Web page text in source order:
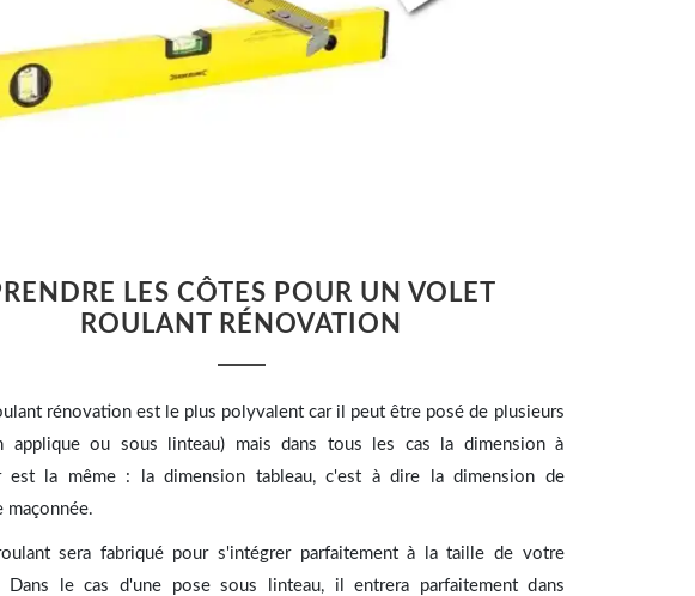
LES CÔTES POUR UN VOLET
ROULANT RÉNOVATION
rénovation est le plus polyvalent car il peut être posé de plusieurs
applique ou sous linteau) mais dans tous les cas la dimension à
est la même : la dimension tableau, c'est à dire la dimension de
maçonnée.
sera fabriqué pour s'intégrer parfaitement à la taille de votre
Dans le cas d'une pose sous linteau, il entrera parfaitement dans